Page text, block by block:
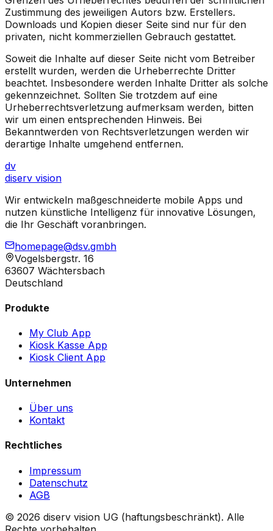
Zustimmung des jeweiligen Autors bzw. Erstellers.
Downloads und Kopien dieser Seite sind nur für den
privaten, nicht kommerziellen Gebrauch gestattet.
Soweit die Inhalte auf dieser Seite nicht vom Betreiber
erstellt wurden, werden die Urheberrechte Dritter
beachtet. Insbesondere werden Inhalte Dritter als solche
gekennzeichnet. Sollten Sie trotzdem auf eine
Urheberrechtsverletzung aufmerksam werden, bitten
wir um einen entsprechenden Hinweis. Bei
Bekanntwerden von Rechtsverletzungen werden wir
derartige Inhalte umgehend entfernen.
dv
diserv vision
Wir entwickeln maßgeschneiderte mobile Apps und
nutzen künstliche Intelligenz für innovative Lösungen,
die Ihr Geschäft voranbringen.
homepage@dsv.gmbh
Vogelsbergstr. 16
63607 Wächtersbach
Deutschland
Produkte
My Club App
Kiosk Kasse App
Kiosk Client App
Unternehmen
Über uns
Kontakt
Rechtliches
Impressum
Datenschutz
AGB
© 2026 diserv vision UG (haftungsbeschränkt). Alle